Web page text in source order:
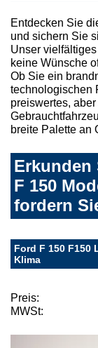
Entdecken Sie
und sichern Sie
Unser
keine Wünsche
Ob Sie ein
technologischen
preiswertes,
breite Palette an
Erkunden
F 150
fordern
Ford F 150 F150
Klima
Preis:
MWSt: